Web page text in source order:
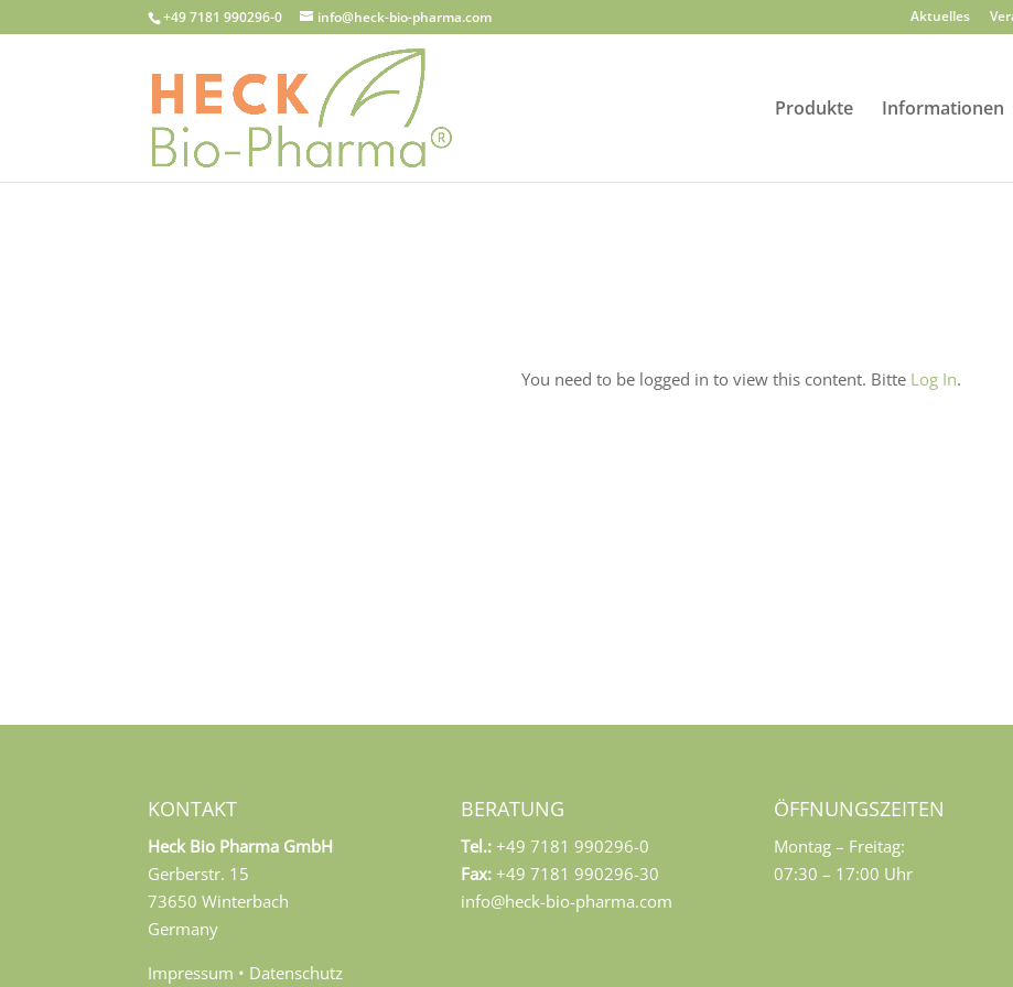
+49 7181 990296-0 info@heck-bio-pharma.com Aktuelles
Produkte Informationen
You need to be logged in to view this content. Bitte Log In.
KONTAKT
Heck Bio Pharma GmbH
Gerberstr. 15
73650 Winterbach
Germany
Impressum • Datenschutz
BERATUNG
Tel.: +49 7181 990296-0
Fax:+49 7181 990296-30
info@heck-bio-pharma.com
ÖFFNUNGSZEITEN
Montag – Freitag:
07:30 – 17:00 Uhr